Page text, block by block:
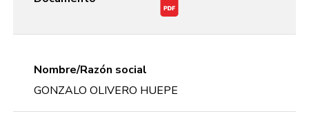
Nombre/Razón social
GONZALO OLIVERO HUEPE